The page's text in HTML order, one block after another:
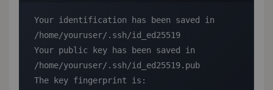
Your identification has been saved in
/home/youruser/.ssh/id_ed25519
Your public key has been saved in
/home/youruser/.ssh/id_ed25519.pub
The key fingerprint is: